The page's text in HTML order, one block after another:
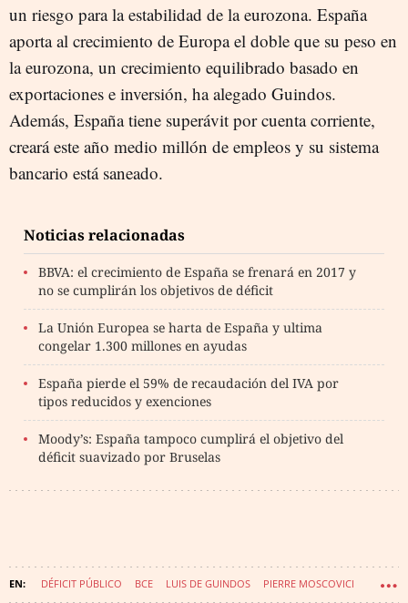
un riesgo para la estabilidad de la eurozona. España
aporta al crecimiento de Europa el doble que su peso en
la eurozona, un crecimiento equilibrado basado en
exportaciones e inversión, ha alegado Guindos.
Además, España tiene superávit por cuenta corriente,
creará este año medio millón de empleos y su sistema
bancario está saneado.
Noticias relacionadas
BBVA: el crecimiento de España se frenará en 2017 y
no se cumplirán los objetivos de déficit
La Unión Europea se harta de España y ultima
congelar 1.300 millones en ayudas
España pierde el 59% de recaudación del IVA por
tipos reducidos y exenciones
Moody’s: España tampoco cumplirá el objetivo del
déficit suavizado por Bruselas
DÉFICIT PÚBLICO BCE LUIS DE GUINDOS PIERRE MOSCOVICI